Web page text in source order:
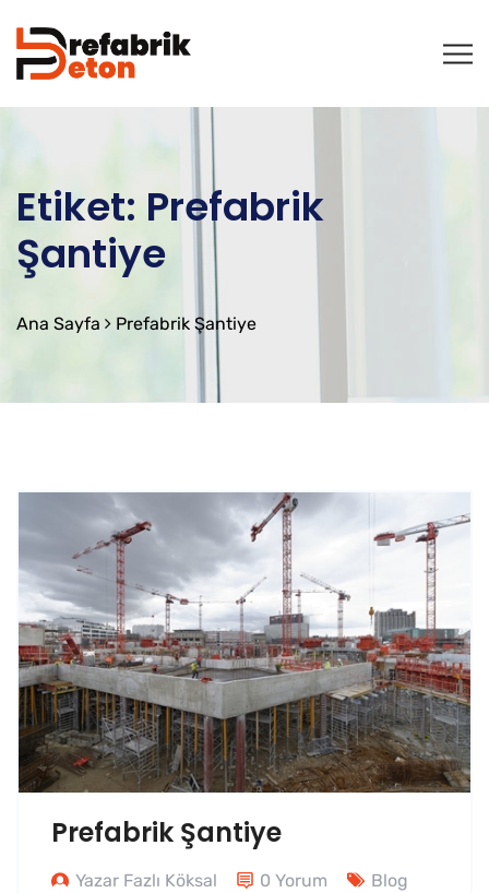
Etiket: Prefabrik
Şantiye
Ana Sayfa Prefabrik Şantiye
Prefabrik Şantiye
Yazar Fazlı Köksal 0 Yorum Blog